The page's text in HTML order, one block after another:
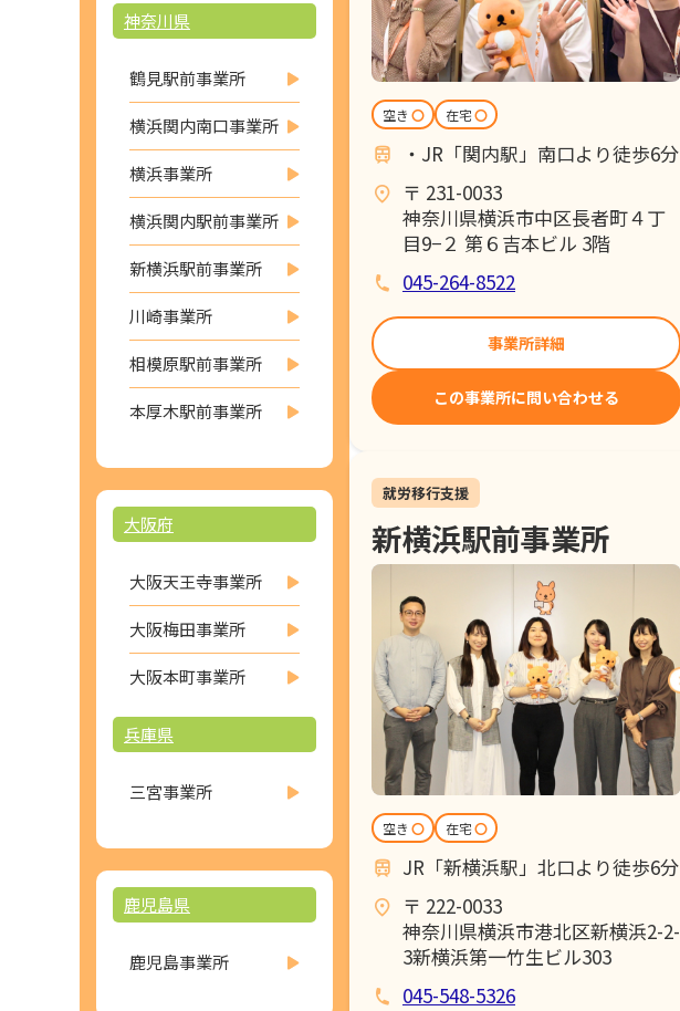
神奈川県
鶴見駅前事業所
横浜関内南口事業所
横浜事業所
横浜関内駅前事業所
新横浜駅前事業所
川崎事業所
相模原駅前事業所
本厚木駅前事業所
大阪府
大阪天王寺事業所
大阪梅田事業所
大阪本町事業所
兵庫県
三宮事業所
鹿児島県
鹿児島事業所
空き 〇 在宅〇
・JR「関内駅」南口より徒歩6分
〒 231-0033
神奈川県横浜市中区長者町４丁
目9−２ 第６吉本ビル 3階
045-264-8522
事業所詳細
この事業所に問い合わせる
就労移行支援
新横浜駅前事業所
空き 〇 在宅〇
JR「新横浜駅」北口より徒歩6分
〒 222-0033
神奈川県横浜市港北区新横浜2-2-
3新横浜第一竹生ビル303
045-548-5326